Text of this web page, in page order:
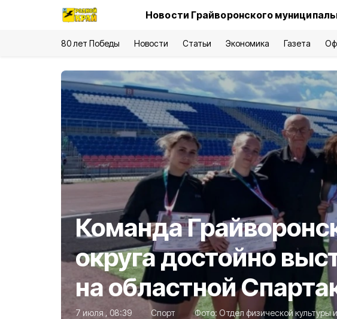
Новости Грайворонского
80 лет Победы Новости Статьи Экономика Газета
Команда
округа достойно
на областной
7 июля , 08:39 Спорт Фото: Отдел физической культуры